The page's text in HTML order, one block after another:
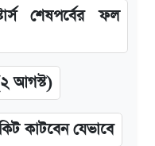
শেষপর্বের ফল
আগস্ট)
কাটবেন যেভাবে